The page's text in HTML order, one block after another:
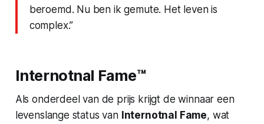
beroemd. Nu ben ik gemute. Het leven is
complex.”
Internotnal Fame™
Als onderdeel van de prijs krijgt de winnaar een
levenslange status van Internotnal Fame, wat